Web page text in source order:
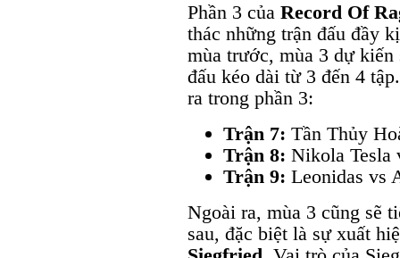
Phần 3 của Record Of
thác những trận đấu đầy
mùa trước, mùa 3 dự
đấu kéo dài từ 3 đến 4
ra trong phần 3:
Trận 7: Tần Thủy
Trận 8: Nikola Tesla
Trận 9: Leonidas vs
Ngoài ra, mùa 3 cũng sẽ
sau, đặc biệt là sự xuất